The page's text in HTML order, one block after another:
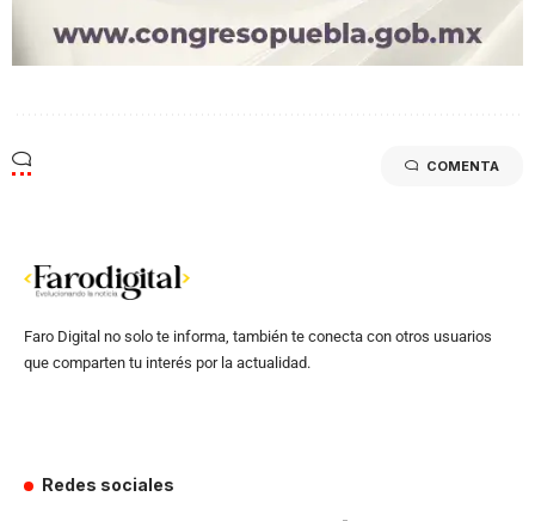
COMENTA
Faro Digital no solo te informa, también te conecta con otros usuarios
que comparten tu interés por la actualidad.
Redes sociales